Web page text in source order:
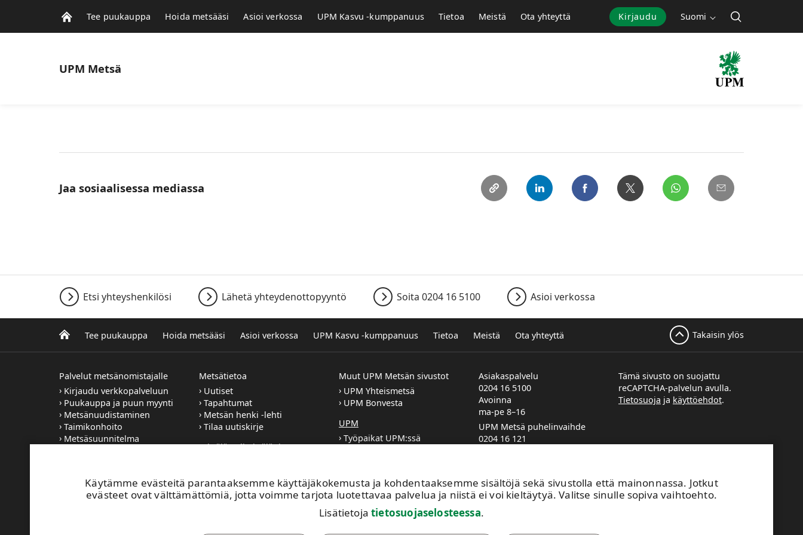
Kirjaudu Suomi
Tee puukauppa Hoida metsääsi Asioi verkossa UPM Kasvu -kumppanuus Tietoa Meistä Ota yhteyttä
UPM Metsä
Jaa sosiaalisessa mediassa
Käytämme evästeitä parantaaksemme käyttäjäkokemusta ja kohdentaaksemme sisältöjä sekä sivustolla että mainonnassa. Jotkut
evästeet ovat välttämättömiä, jotta voimme tarjota luotettavaa palvelua ja niistä ei voi kieltäytyä. Valitse sinulle sopiva vaihtoehto.
Lisätietojatietosuojaselosteessa.
Etsi yhteyshenkilösi Lähetä yhteydenottopyyntö Soita 0204 16 5100 Asioi verkossa
Tee puukauppa Hoida metsääsi Asioi verkossa UPM Kasvu -kumppanuus Tietoa Meistä Ota yhteyttä Takaisin ylös
Palvelut metsänomistajalle
Kirjaudu verkkopalveluun
Puukauppa ja puun myynti
Metsänuudistaminen
Taimikonhoito
Metsäsuunnitelma
Metsätietoa
Uutiset
Tapahtumat
Metsän henki -lehti
Tilaa uutiskirje
Yrittäjät, aliyrittäjät ja
sopimusyrittäjäksi tai töihin
UPM:n työmaille?
Muut UPM Metsän sivustot
UPM Yhteismetsä
UPM Bonvesta
UPM
Työpaikat UPM:ssä
Asiakaspalvelu
0204 16 5100
Avoinna
ma-pe 8–16
UPM Metsä puhelinvaihde
0204 16 121
yhteystiedot
Metsäpalvelutoimistojen
yhteystiedot
Tämä sivusto on suojattu
reCAPTCHA-palvelun avulla.
Tietosuoja ja käyttöehdot.